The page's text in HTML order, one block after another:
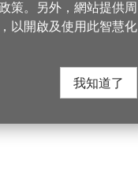
策。另外，網站提供周
以開啟及使用此智慧化
我知道了